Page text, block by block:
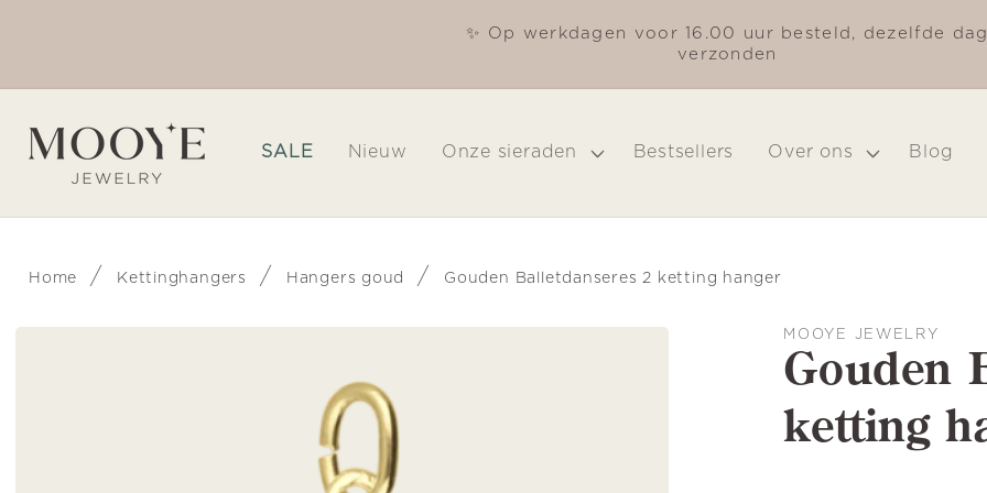
✨ Op werkdagen voor 16.00 uur besteld, dezelfde dag
verzonden
SALE Nieuw Onze sieraden Bestsellers Over ons Blog
Home / Kettinghangers / Hangers goud / Gouden Balletdanseres 2 ketting hanger
MOOYE JEWELRY
Gouden
ketting